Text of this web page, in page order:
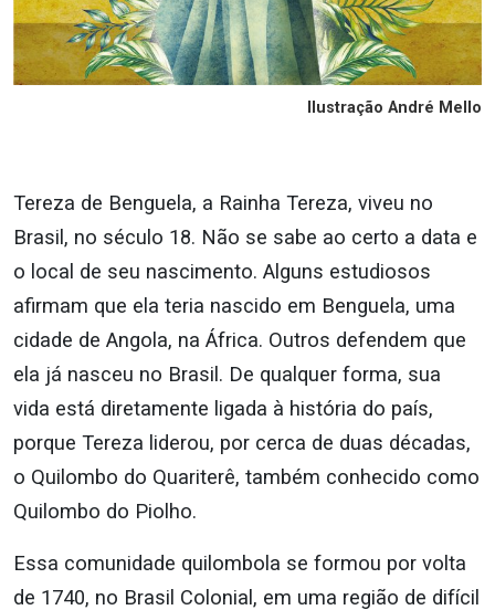
Ilustração André Mello
Tereza de Benguela, a Rainha Tereza, viveu no
Brasil, no século 18. Não se sabe ao certo a data e
o local de seu nascimento. Alguns estudiosos
afirmam que ela teria nascido em Benguela, uma
cidade de Angola, na África. Outros defendem que
ela já nasceu no Brasil. De qualquer forma, sua
vida está diretamente ligada à história do país,
porque Tereza liderou, por cerca de duas décadas,
o Quilombo do Quariterê, também conhecido como
Quilombo do Piolho.
Essa comunidade quilombola se formou por volta
de 1740, no Brasil Colonial, em uma região de difícil